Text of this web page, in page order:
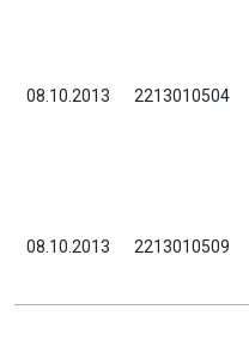
08.10.2013 2213010504
08.10.2013 2213010509